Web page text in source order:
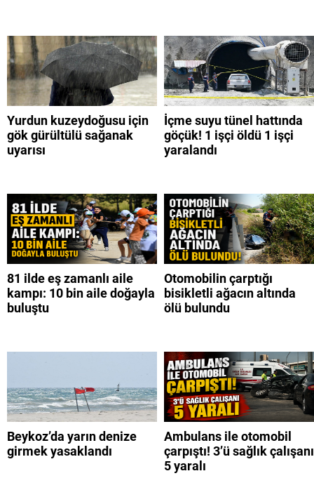
Yurdun kuzeydoğusu için
gök gürültülü sağanak
uyarısı
İçme suyu tünel hattında
göçük! 1 işçi öldü 1 işçi
yaralandı
81 ilde eş zamanlı aile
kampı: 10 bin aile doğayla
buluştu
Otomobilin çarptığı
bisikletli ağacın altında
ölü bulundu
Beykoz’da yarın denize
girmek yasaklandı
Ambulans ile otomobil
çarpıştı! 3’ü sağlık çalışanı
5 yaralı